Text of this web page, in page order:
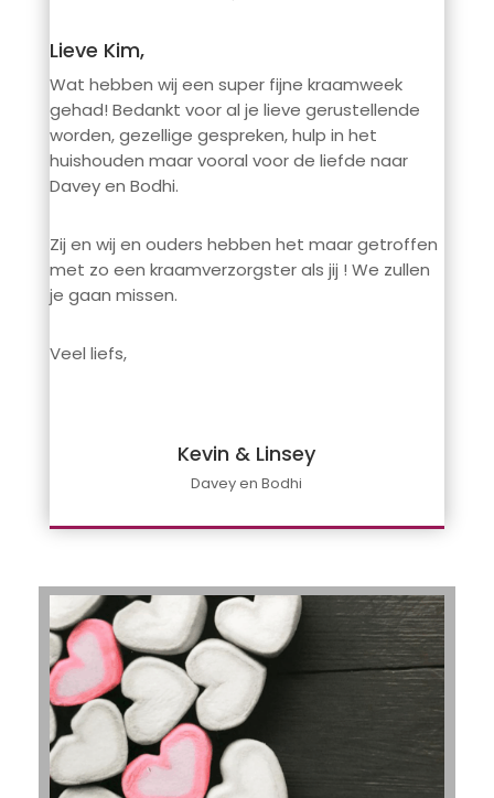
Lieve Kim,
Wat hebben wij een super fijne kraamweek
gehad! Bedankt voor al je lieve gerustellende
worden, gezellige gespreken, hulp in het
huishouden maar vooral voor de liefde naar
Davey en Bodhi.
Zij en wij en ouders hebben het maar getroffen
met zo een kraamverzorgster als jij ! We zullen
je gaan missen.
Veel liefs,
Kevin & Linsey
Davey en Bodhi